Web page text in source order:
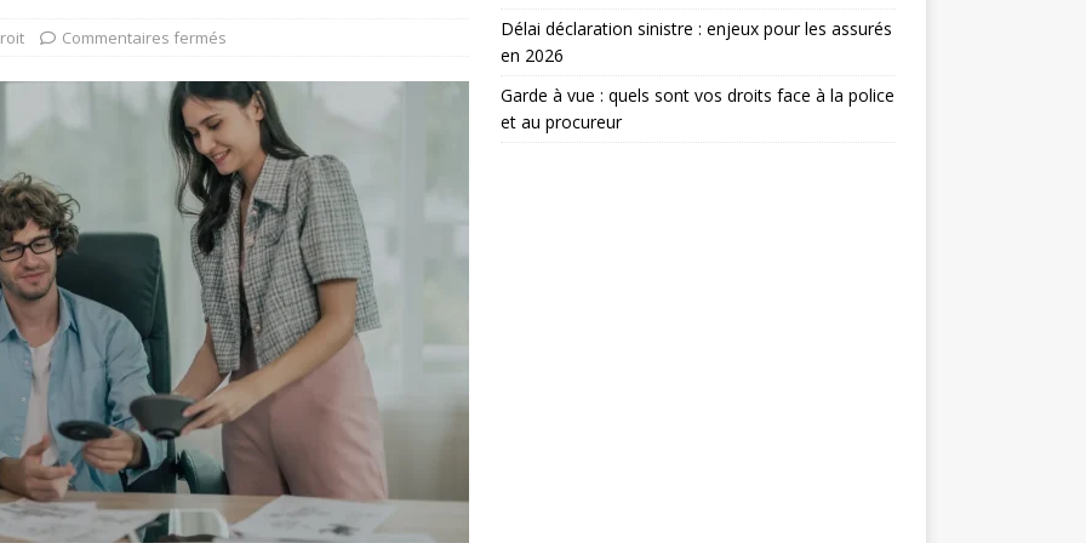
Commentaires fermés
Délai déclaration sinistre : enjeux pour les assurés
en 2026
Garde à vue : quels sont vos droits face à la police
et au procureur